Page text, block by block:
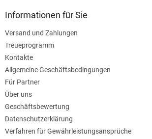
Informationen für Sie
Versand und Zahlungen
Treueprogramm
Kontakte
Allgemeine Geschäftsbedingungen
Für Partner
Über uns
Geschäftsbewertung
Datenschutzerklärung
Verfahren für Gewährleistungsansprüche